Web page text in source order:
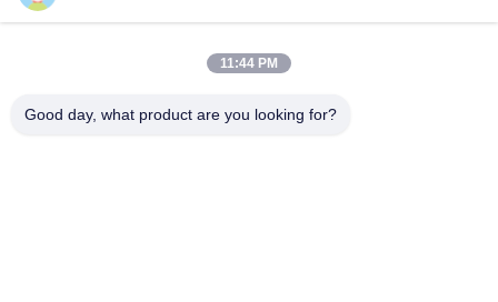
ভিডিও
কারখানা পরিদর্শন
11:44 PM
Good day, what product are you looking for?